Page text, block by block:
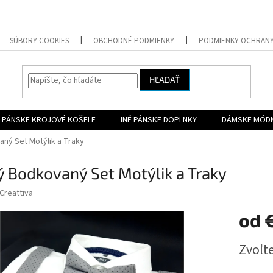
SÚBORY COOKIES OBCHODNÉ PODMIENKY PODMIENKY
HĽADAŤ
PÁNSKE KROJOVÉ KOŠELE INÉ PÁNSKE DOPLNKY DÁMSKE
Set Motýlik a Traky
Bodkovaný Set Motýlik a Traky
Creattiva
od
cena: